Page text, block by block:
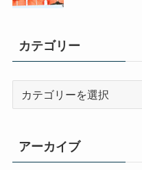
カテゴリー
ー
アーカイブ